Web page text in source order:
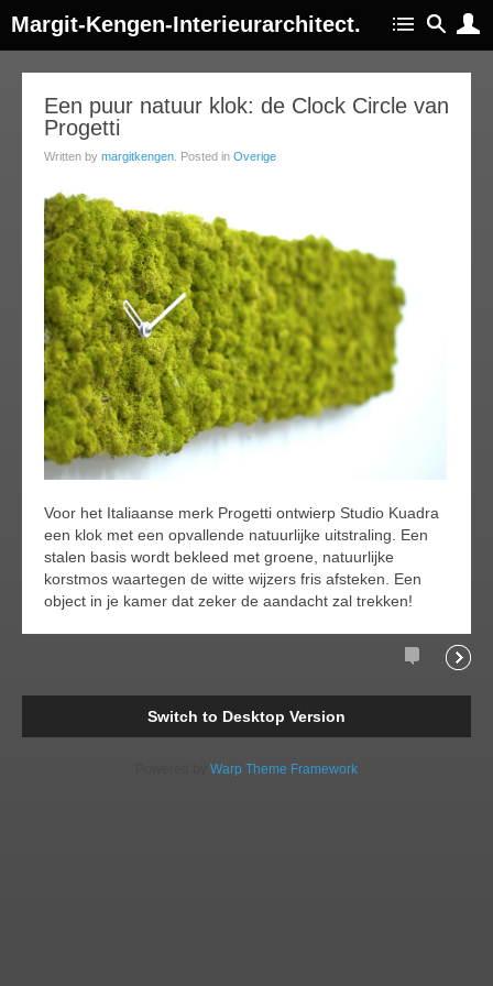
Margit-Kengen-Interieurarchitect.
Een puur natuur klok: de Clock Circle van
Progetti
Written by margitkengen . Posted in Overige
Voor het Italiaanse merk Progetti ontwierp Studio Kuadra
een klok met een opvallende natuurlijke uitstraling. Een
stalen basis wordt bekleed met groene, natuurlijke
korstmos waartegen de witte wijzers fris afsteken. Een
object in je kamer dat zeker de aandacht zal trekken!
Comments
Switch to Desktop Version
Warp Theme Framework